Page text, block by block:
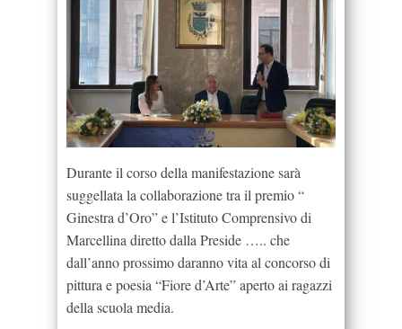
Durante il corso della manifestazione sarà
suggellata la collaborazione tra il premio “
Ginestra d’Oro” e l’Istituto Comprensivo di
Marcellina diretto dalla Preside ….. che
dall’anno prossimo daranno vita al concorso di
pittura e poesia “Fiore d’Arte” aperto ai ragazzi
della scuola media.